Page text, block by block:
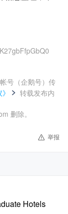
号（企鹅号）传
转载发布内
删除。
举报
Hotels